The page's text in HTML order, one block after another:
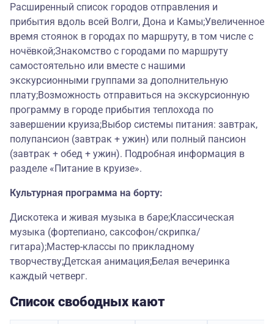
Расширенный список городов отправления и
прибытия вдоль всей Волги, Дона и Камы;Увеличенное
время стоянок в городах по маршруту, в том числе с
ночёвкой;Знакомство с городами по маршруту
самостоятельно или вместе с нашими
экскурсионными группами за дополнительную
плату;Возможность отправиться на экскурсионную
программу в городе прибытия теплохода по
завершении круиза;Выбор системы питания: завтрак,
полупансион (завтрак + ужин) или полный пансион
(завтрак + обед + ужин). Подробная информация в
разделе «Питание в круизе».
Культурная программа на борту:
Дискотека и живая музыка в баре;Классическая
музыка (фортепиано, саксофон/скрипка/
гитара);Мастер-классы по прикладному
творчеству;Детская анимация;Белая вечеринка
каждый четверг.
Список свободных кают